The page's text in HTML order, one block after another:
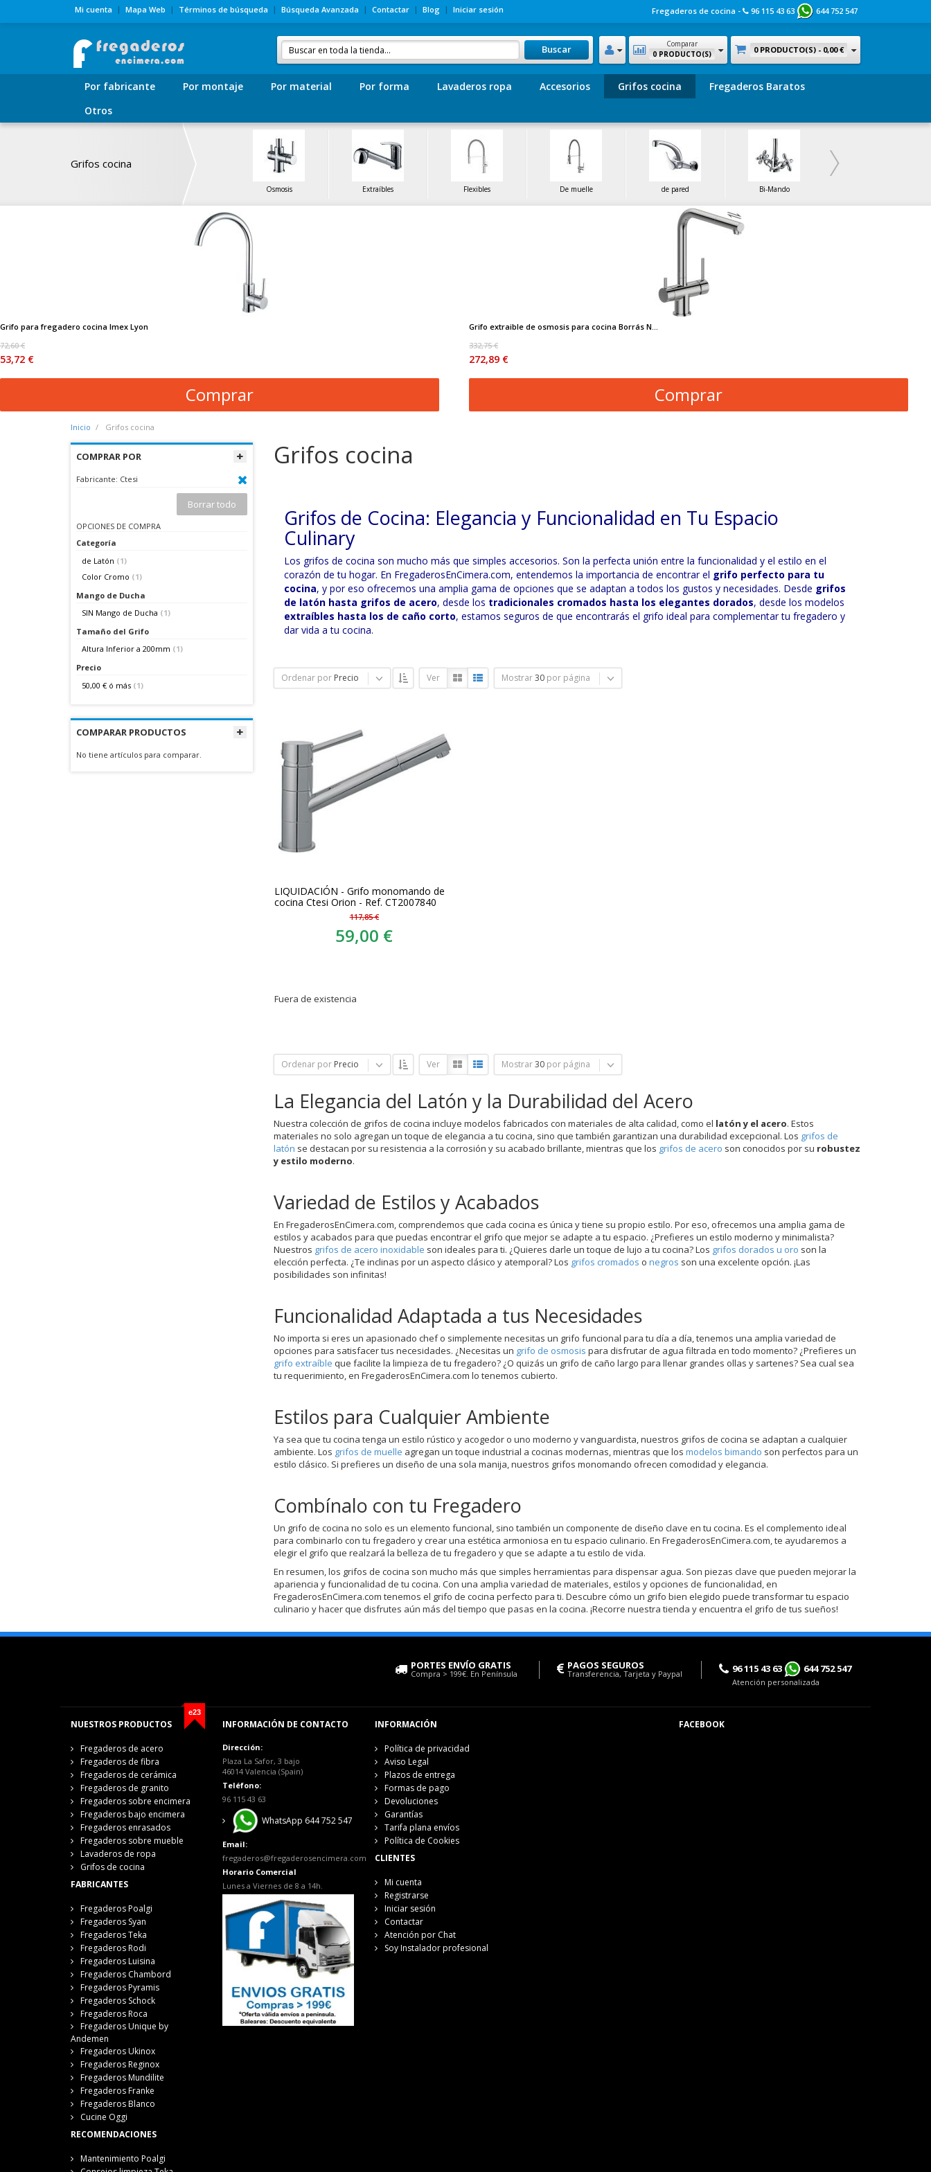
Mi cuenta Mapa Web Términos de búsqueda Búsqueda Avanzada Contactar Blog Iniciar sesión Fregaderos de cocina - 96 115 43 63 644 752 547
0 PRODUCTO(S) - 0,00 €
Comparar
0 PRODUCTO(S)
Buscar
Por fabricante Por montaje Por material Por forma Lavaderos ropa Accesorios Grifos cocina
Fregaderos Baratos
Otros
Grifos cocina
Osmosis Extraíbles Flexibles De muelle de pared Bi-Mando
Grifo para fregadero cocina Imex Lyon
72,60 €
53,72 €
Comprar
Grifo extraible de osmosis para cocina Borrás N...
332,75 €
272,89 €
Comprar
Inicio Grifos cocina
COMPRAR POR
Fabricante: Ctesi
Borrar todo
OPCIONES DE COMPRA
Categoría
de Latón (1)
Color Cromo (1)
Mango de Ducha
SIN Mango de Ducha (1)
Tamaño del Grifo
Altura Inferior a 200mm (1)
Precio
50,00 € ó más (1)
COMPARAR PRODUCTOS
No tiene artículos para comparar.
Grifos cocina
Grifos de Cocina: Elegancia y Funcionalidad en Tu Espacio
Culinary
Los grifos de cocina son mucho más que simples accesorios. Son la perfecta unión entre la funcionalidad y el estilo en el
corazón de tu hogar. En FregaderosEnCimera.com, entendemos la importancia de encontrar el grifo perfecto para tu
cocina, y por eso ofrecemos una amplia gama de opciones que se adaptan a todos los gustos y necesidades. Desde grifos
de latón hasta grifos de acero, desde los tradicionales cromados hasta los elegantes dorados, desde los modelos
extraíbles hasta los de caño corto, estamos seguros de que encontrarás el grifo ideal para complementar tu fregadero y
dar vida a tu cocina.
Ordenar por Precio Ver Mostrar 30 por página
LIQUIDACIÓN - Grifo monomando de
cocina Ctesi Orion - Ref. CT2007840
117,85 €
59,00 €
Fuera de existencia
Ordenar por Precio Ver Mostrar 30 por página
La Elegancia del Latón y la Durabilidad del Acero
Nuestra colección de grifos de cocina incluye modelos fabricados con materiales de alta calidad, como el latón y el acero. Estos
materiales no solo agregan un toque de elegancia a tu cocina, sino que también garantizan una durabilidad excepcional. Los grifos de
latón se destacan por su resistencia a la corrosión y su acabado brillante, mientras que los grifos de acero son conocidos por su robustez
y estilo moderno.
Variedad de Estilos y Acabados
En FregaderosEnCimera.com, comprendemos que cada cocina es única y tiene su propio estilo. Por eso, ofrecemos una amplia gama de
estilos y acabados para que puedas encontrar el grifo que mejor se adapte a tu espacio. ¿Prefieres un estilo moderno y minimalista?
Nuestros grifos de acero inoxidable son ideales para ti. ¿Quieres darle un toque de lujo a tu cocina? Los grifos dorados u oro son la
elección perfecta. ¿Te inclinas por un aspecto clásico y atemporal? Los grifos cromados o negros son una excelente opción. ¡Las
posibilidades son infinitas!
Funcionalidad Adaptada a tus Necesidades
No importa si eres un apasionado chef o simplemente necesitas un grifo funcional para tu día a día, tenemos una amplia variedad de
opciones para satisfacer tus necesidades. ¿Necesitas un grifo de osmosis para disfrutar de agua filtrada en todo momento? ¿Prefieres un
grifo extraíble que facilite la limpieza de tu fregadero? ¿O quizás un grifo de caño largo para llenar grandes ollas y sartenes? Sea cual sea
tu requerimiento, en FregaderosEnCimera.com lo tenemos cubierto.
Estilos para Cualquier Ambiente
Ya sea que tu cocina tenga un estilo rústico y acogedor o uno moderno y vanguardista, nuestros grifos de cocina se adaptan a cualquier
ambiente. Los grifos de muelle agregan un toque industrial a cocinas modernas, mientras que los modelos bimando son perfectos para un
estilo clásico. Si prefieres un diseño de una sola manija, nuestros grifos monomando ofrecen comodidad y elegancia.
Combínalo con tu Fregadero
Un grifo de cocina no solo es un elemento funcional, sino también un componente de diseño clave en tu cocina. Es el complemento ideal
para combinarlo con tu fregadero y crear una estética armoniosa en tu espacio culinario. En FregaderosEnCimera.com, te ayudaremos a
elegir el grifo que realzará la belleza de tu fregadero y que se adapte a tu estilo de vida.
En resumen, los grifos de cocina son mucho más que simples herramientas para dispensar agua. Son piezas clave que pueden mejorar la
apariencia y funcionalidad de tu cocina. Con una amplia variedad de materiales, estilos y opciones de funcionalidad, en
FregaderosEnCimera.com tenemos el grifo de cocina perfecto para ti. Descubre cómo un grifo bien elegido puede transformar tu espacio
culinario y hacer que disfrutes aún más del tiempo que pasas en la cocina. ¡Recorre nuestra tienda y encuentra el grifo de tus sueños!
PORTES ENVÍO GRATIS
Compra > 199€. En Península
PAGOS SEGUROS
Transferencia, Tarjeta y Paypal 96 115 43 63 644 752 547
Atención personalizada
e23
NUESTROS PRODUCTOS
Fregaderos de acero
Fregaderos de fibra
Fregaderos de cerámica
Fregaderos de granito
Fregaderos sobre encimera
Fregaderos bajo encimera
Fregaderos enrasados
Fregaderos sobre mueble
Lavaderos de ropa
Grifos de cocina
FABRICANTES
Fregaderos Poalgi
Fregaderos Syan
Fregaderos Teka
Fregaderos Rodi
Fregaderos Luisina
Fregaderos Chambord
Fregaderos Pyramis
Fregaderos Schock
Fregaderos Roca
Fregaderos Unique by
Andemen
Fregaderos Ukinox
Fregaderos Reginox
Fregaderos Mundilite
Fregaderos Franke
Fregaderos Blanco
Cucine Oggi
RECOMENDACIONES
Mantenimiento Poalgi
INFORMACIÓN DE CONTACTO
Dirección:
Plaza La Safor, 3 bajo
46014 Valencia (Spain)
Teléfono:
96 115 43 63
WhatsApp 644 752 547
Email:
fregaderos@fregaderosencimera.com
Horario Comercial
Lunes a Viernes de 8 a 14h.
INFORMACIÓN
Política de privacidad
Aviso Legal
Plazos de entrega
Formas de pago
Devoluciones
Garantías
Tarifa plana envíos
Política de Cookies
CLIENTES
Mi cuenta
Registrarse
Iniciar sesión
Contactar
Atención por Chat
Soy Instalador profesional
FACEBOOK